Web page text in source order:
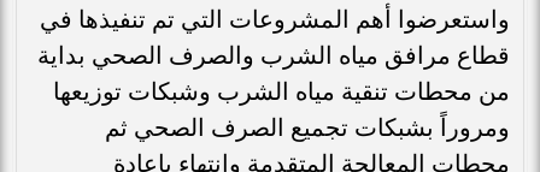
واستعرضوا أهم المشروعات التي تم تنفيذها في
قطاع مرافق مياه الشرب والصرف الصحي بداية
من محطات تنقية مياه الشرب وشبكات توزيعها
ومروراً بشبكات تجميع الصرف الصحي ثم
محطات المعالجة المتقدمة وانتهاء بإعادة